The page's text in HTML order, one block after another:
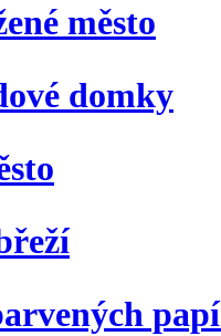
město
domky